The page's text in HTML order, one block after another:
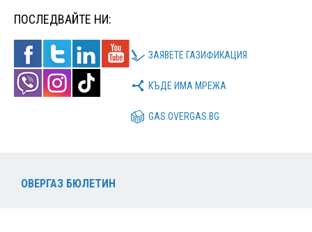
ПОСЛЕДВАЙТЕ НИ:
ЗАЯВЕТЕ ГАЗИФИКАЦИЯ
КЪДЕ ИМА МРЕЖА
GAS.OVERGAS.BG
ОВЕРГАЗ БЮЛЕТИН